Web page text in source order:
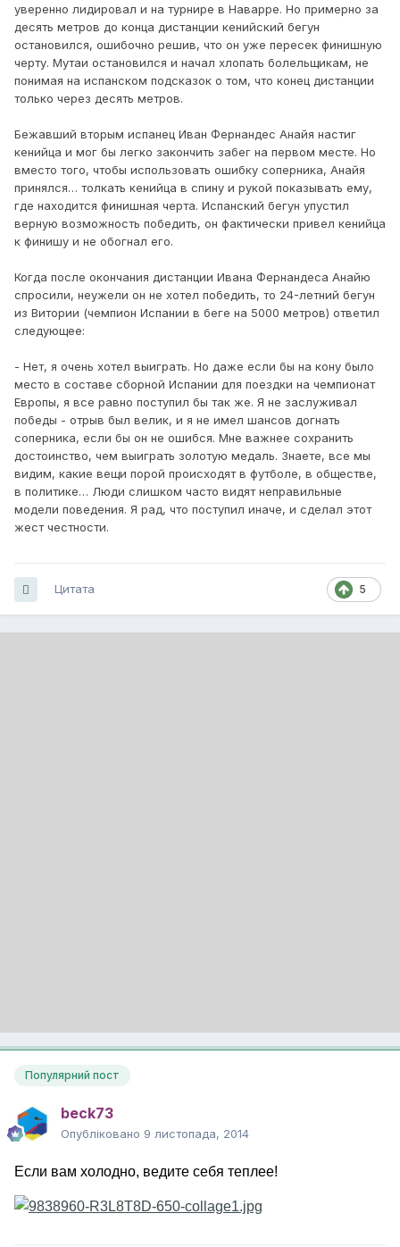
уверенно лидировал и на турнире в Наварре. Но примерно за
десять метров до конца дистанции кенийский бегун
остановился, ошибочно решив, что он уже пересек финишную
черту. Мутаи остановился и начал хлопать болельщикам, не
понимая на испанском подсказок о том, что конец дистанции
только через десять метров.
Бежавший вторым испанец Иван Фернандес Анайя настиг
кенийца и мог бы легко закончить забег на первом месте. Но
вместо того, чтобы использовать ошибку соперника, Анайя
принялся… толкать кенийца в спину и рукой показывать ему,
где находится финишная черта. Испанский бегун упустил
верную возможность победить, он фактически привел кенийца
к финишу и не обогнал его.
Когда после окончания дистанции Ивана Фернандеса Анайю
спросили, неужели он не хотел победить, то 24-летний бегун
из Витории (чемпион Испании в беге на 5000 метров) ответил
следующее:
- Нет, я очень хотел выиграть. Но даже если бы на кону было
место в составе сборной Испании для поездки на чемпионат
Европы, я все равно поступил бы так же. Я не заслуживал
победы - отрыв был велик, и я не имел шансов догнать
соперника, если бы он не ошибся. Мне важнее сохранить
достоинство, чем выиграть золотую медаль. Знаете, все мы
видим, какие вещи порой происходят в футболе, в обществе,
в политике… Люди слишком часто видят неправильные
модели поведения. Я рад, что поступил иначе, и сделал этот
жест честности.
5
Цитата
Популярний пост
beck73
Опубліковано 9 листопада, 2014
Если вам холодно, ведите себя теплее!